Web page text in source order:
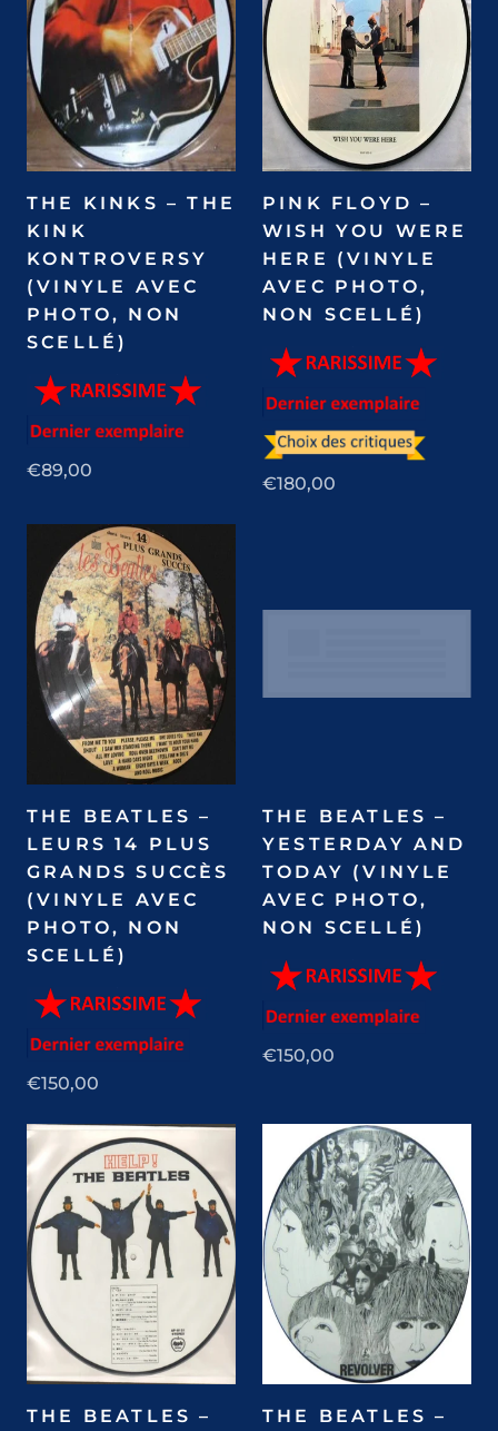
THE KINKS – THE
KINK
KONTROVERSY
(VINYLE AVEC
PHOTO, NON
SCELLÉ)
€89,00
PINK FLOYD –
WISH YOU WERE
HERE (VINYLE
AVEC PHOTO,
NON SCELLÉ)
€180,00
THE BEATLES –
LEURS 14 PLUS
GRANDS SUCCÈS
(VINYLE AVEC
PHOTO, NON
SCELLÉ)
€150,00
THE BEATLES –
YESTERDAY AND
TODAY (VINYLE
AVEC PHOTO,
NON SCELLÉ)
€150,00
THE BEATLES –
THE BEATLES –